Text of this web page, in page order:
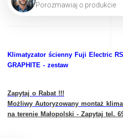
Porozmawiaj o produkcie
Klimatyzator ścienny Fuji Electric
GRAPHITE - zestaw
Zapytaj o Rabat !!!
Możliwy Autoryzowany montaż
na terenie Małopolski - Zapytaj tel.